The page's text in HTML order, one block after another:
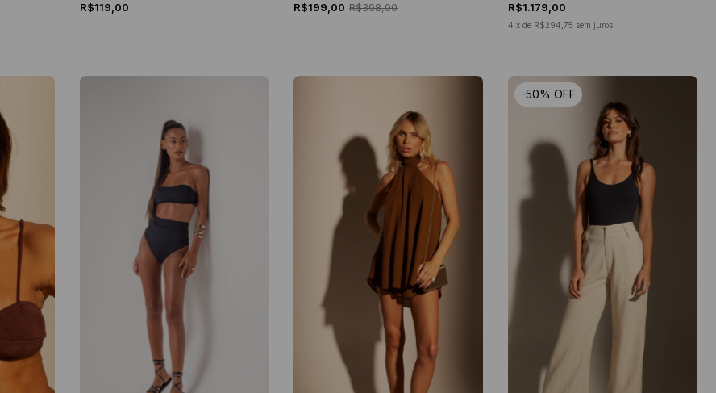
R$119,00
R$199,00 R$398,00
R$1.179,00
4 xde R$294,75 sem juros
-50%OFF